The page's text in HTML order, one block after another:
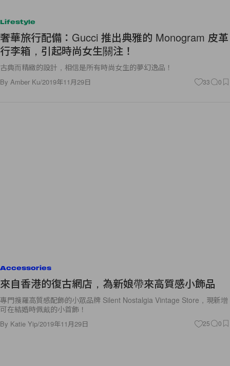
Lifestyle
奢華旅行配備：Gucci 推出典雅的 Monogram 皮革
行李箱，引起時尚女生關注！
古典而精緻的設計，相信是所有時尚女生的夢幻逸品！
By Amber Ku/2019年11月29日 33 0
Accessories
來自香港的復古網店，為新娘帶來高質感小飾品
專門搜羅高質感配飾的小眾品牌 Silent Nostalgia Vintage Store，現新增
可在結婚時佩戴的小首飾！
By Katie Yip/2019年11月29日 25 0